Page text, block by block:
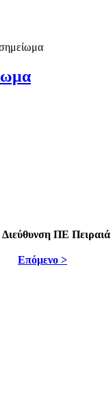
Διεύθυνση ΠΕ Πειραιά
Επόμενο >